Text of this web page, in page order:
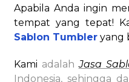
Apabila Anda ingin
tempat yang tepat!
Sablon Tumbler yang
Kami adalahJasa
Indonesia, sehingga